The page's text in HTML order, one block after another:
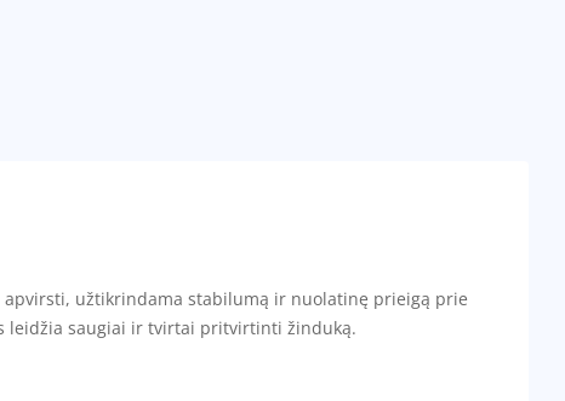
užtikrindama stabilumą ir nuolatinę prieigą prie
leidžia saugiai ir tvirtai pritvirtinti žinduką.